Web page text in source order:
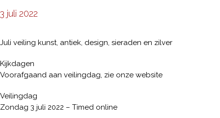
3 juli 2022
Juli veiling kunst, antiek, design, sieraden en zilver
Kijkdagen
Voorafgaand aan veilingdag, zie onze website
Veilingdag
Zondag 3 juli 2022 – Timed online